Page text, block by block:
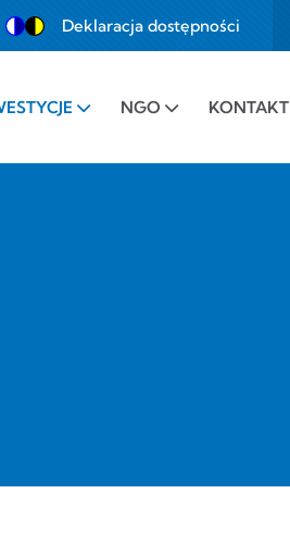
100%
Deklaracja dostępności
NGO KONTAKT